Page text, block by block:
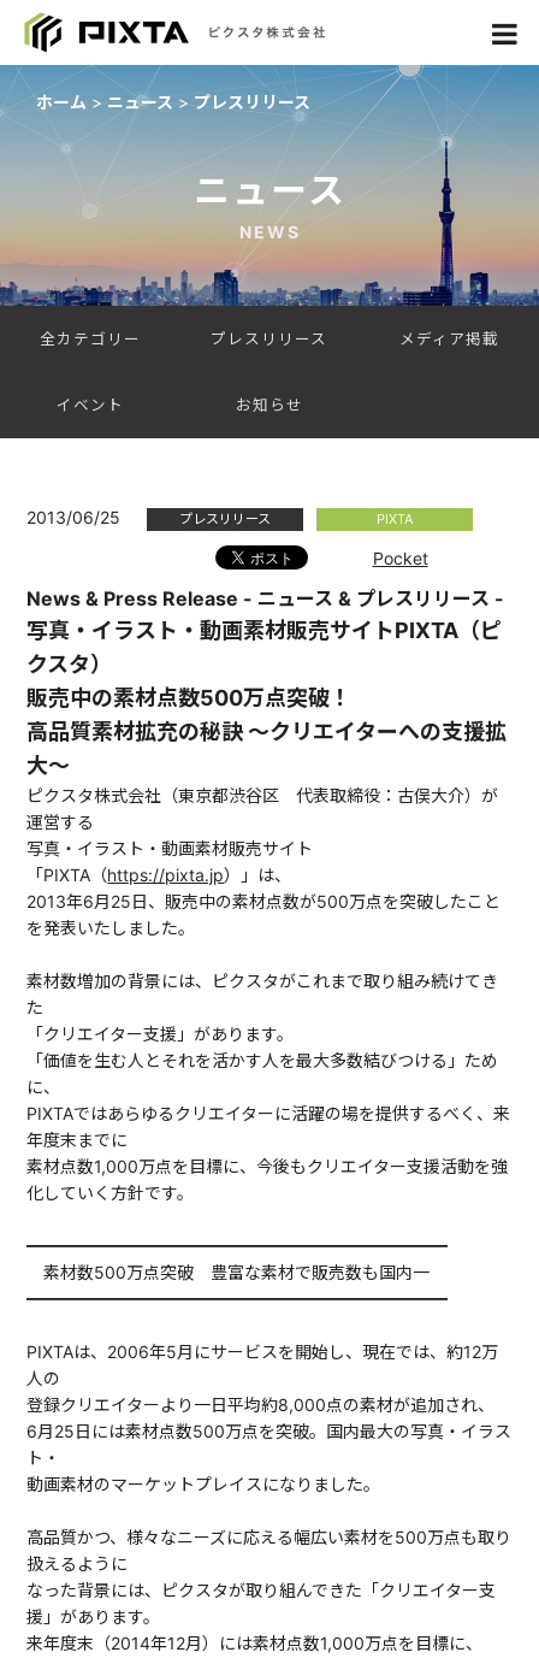
ホーム ニュース プレスリリース
ニュース
NEWS
全カテゴリー プレスリリース メディア掲載
イベント お知らせ
2013/06/25 プレスリリース PIXTA
Pocket
News & Press Release - ニュース & プレスリリース -
写真・イラスト・動画素材販売サイトPIXTA（ピ
クスタ）
販売中の素材点数500万点突破！
高品質素材拡充の秘訣 ～クリエイターへの支援拡
大～
ピクスタ株式会社（東京都渋谷区 代表取締役：古俣大介）が
運営する
写真・イラスト・動画素材販売サイト
「PIXTA（https://pixta.jp）」は、
2013年6月25日、販売中の素材点数が500万点を突破したこと
を発表いたしました。
素材数増加の背景には、ピクスタがこれまで取り組み続けてき
た
「クリエイター支援」があります。
「価値を生む人とそれを活かす人を最大多数結びつける」ため
に、
PIXTAではあらゆるクリエイターに活躍の場を提供するべく、来
年度末までに
素材点数1,000万点を目標に、今後もクリエイター支援活動を強
化していく方針です。
━━━━━━━━━━━━━━━━━━━━━━━━━
素材数500万点突破 豊富な素材で販売数も国内一
━━━━━━━━━━━━━━━━━━━━━━━━━
PIXTAは、2006年5月にサービスを開始し、現在では、約12万
人の
登録クリエイターより一日平均約8,000点の素材が追加され、
6月25日には素材点数500万点を突破。国内最大の写真・イラス
ト・
動画素材のマーケットプレイスになりました。
高品質かつ、様々なニーズに応える幅広い素材を500万点も取り
扱えるように
なった背景には、ピクスタが取り組んできた「クリエイター支
援」があります。
来年度末（2014年12月）には素材点数1,000万点を目標に、